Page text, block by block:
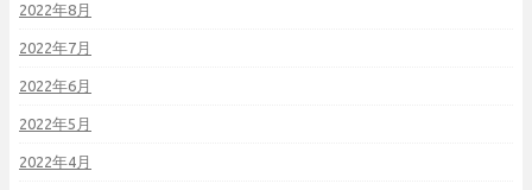
2022年8月
2022年7月
2022年6月
2022年5月
2022年4月